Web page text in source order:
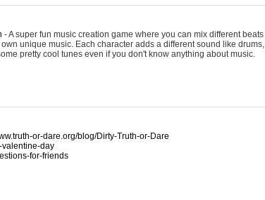
- A super fun music creation game where you can mix different beats
unique music. Each character adds a different sound like drums,
pretty cool tunes even if you don't know anything about music.
or-dare.org/blog/Dirty-Truth-or-Dare
valentine-day
for-friends